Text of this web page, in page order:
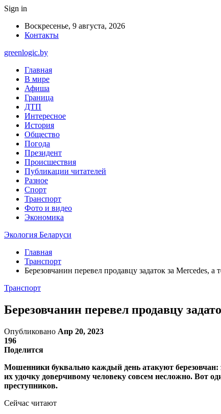
Sign in
Воскресенье, 9 августа, 2026
Контакты
greenlogic.by
Главная
В мире
Афиша
Граница
ДТП
Интересное
История
Общество
Погода
Президент
Происшествия
Публикации читателей
Разное
Спорт
Транспорт
Фото и видео
Экономика
Экология Беларуси
Главная
Транспорт
Березовчанин перевел продавцу задаток за Mercedes, а
Транспорт
Березовчанин перевел продавцу
Опубликовано Апр 20, 2023
196
Поделится
Мошенники буквально каждый день атакуют
их удочку доверчивому человеку совсем несложно. Вот
преступников.
Сейчас читают